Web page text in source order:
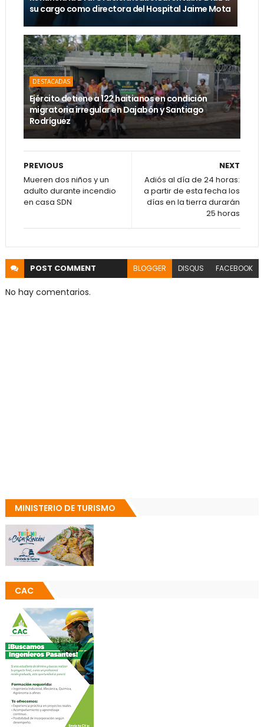
su cargo como directora del Hospital Jaime Mota
DESTACADAS
Ejército detiene a 122 haitianos en condición
migratoria irregular en Dajabón y Santiago
Rodríguez
NEXT
Adiós al día de 24 horas:
a partir de esta fecha los
días en la tierra durarán
25 horas
PREVIOUS
Mueren dos niños y un
adulto durante incendio
en casa SDN
POST COMMENT BLOGGER DISQUS FACEBOOK
No hay comentarios.
MINISTERIO DE TURISMO
CAC